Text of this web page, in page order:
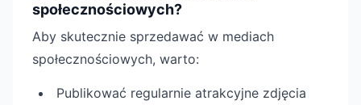
społecznościowych?
Aby skutecznie sprzedawać w mediach
społecznościowych, warto:
Publikować regularnie atrakcyjne zdjęcia